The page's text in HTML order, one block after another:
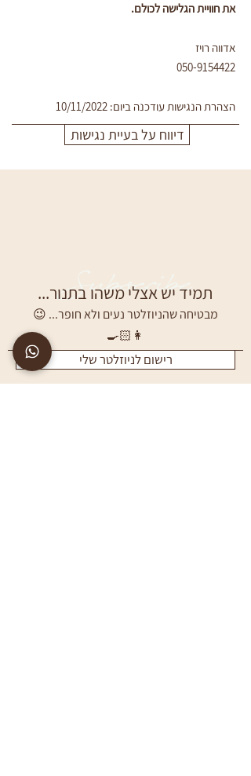
את חוויית הגלישה לכולם.
אדווה רויז
050-9154422
הצהרת הנגישות עודכנה ביום: 10/11/2022
דיווח על בעיית נגישות
Subscribe
תמיד יש אצלי משהו בתנור...
מבטיחה שהניוזלטר נעים ולא חופר... 😉
👩🏻‍🍳
רישום לניוזלטר שלי